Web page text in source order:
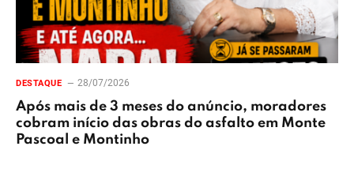
DESTAQUE 28/07/2026
Após mais de 3 meses do anúncio, moradores
cobram início das obras do asfalto em Monte
Pascoal e Montinho